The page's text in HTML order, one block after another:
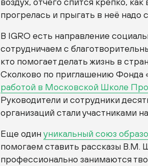
прогрелась и прыгать в неё надо
В IGRO есть направление
сотрудничаем с
кто помогает делать жизнь в
Сколково по приглашению Фонда
работой в Московской Школе
Руководители и сотрудники
организаций стали участниками
Еще одинуникальный союз
помогаем ставить рассказы В.М.
профессионально занимаются